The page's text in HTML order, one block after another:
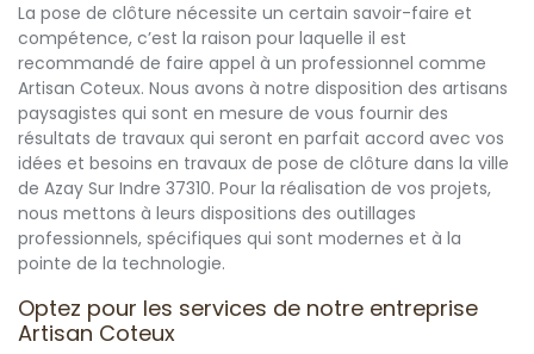
La pose de clôture nécessite un certain savoir-faire et
compétence, c’est la raison pour laquelle il est
recommandé de faire appel à un professionnel comme
Artisan Coteux. Nous avons à notre disposition des artisans
paysagistes qui sont en mesure de vous fournir des
résultats de travaux qui seront en parfait accord avec vos
idées et besoins en travaux de pose de clôture dans la ville
de Azay Sur Indre 37310. Pour la réalisation de vos projets,
nous mettons à leurs dispositions des outillages
professionnels, spécifiques qui sont modernes et à la
pointe de la technologie.
Optez pour les services de notre entreprise
Artisan Coteux